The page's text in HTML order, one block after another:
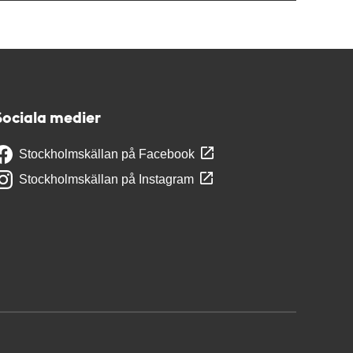
medier
Stockholmskällan på Facebook
Stockholmskällan på Instagram